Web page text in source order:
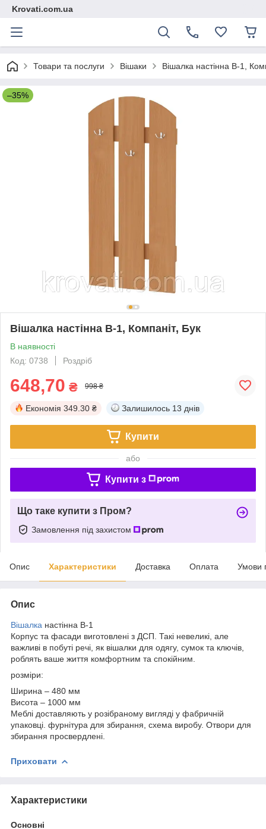
Krovati.com.ua
Товари та послуги Вішаки Вішалка настінна В-1,
–35%
Вішалка настінна В-1, Компаніт, Бук
В наявності
Код: 0738
Роздріб
648,70 ₴ 998 ₴
Економія 349.30 ₴ Залишилось 13 днів
Купити
або
Купити з
Що таке купити з Пром?
Замовлення під захистом
Опис Характеристики Доставка Оплата Умови
Опис
Вішалка настінна В-1
Корпус та фасади виготовлені з ДСП. Такі невеликі, але
важливі в побуті речі, як вішалки для одягу, сумок та ключів,
роблять ваше життя комфортним та спокійним.
розміри:
Ширина – 480 мм
Висота – 1000 мм
Меблі доставляють у розібраному вигляді у фабричній
упаковці. фурнітура для збирання, схема виробу. Отвори для
збирання просвердлені.
Приховати
Характеристики
Основні